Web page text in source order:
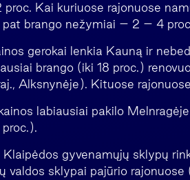
proc. Kai kuriuose rajonuose
brango nežymiai – 2 – 4
gerokai lenkia Kauną ir
brango (iki 18 proc.)
Alksnynėje). Kituose
labiausiai pakilo
Klaipėdos gyvenamųjų sklypų
valdos sklypai pajūrio